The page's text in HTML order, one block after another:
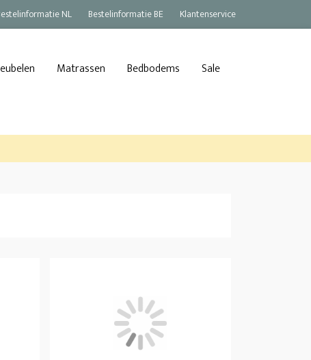
NL Bestelinformatie BE Klantenservice
Matrassen Bedbodems Sale